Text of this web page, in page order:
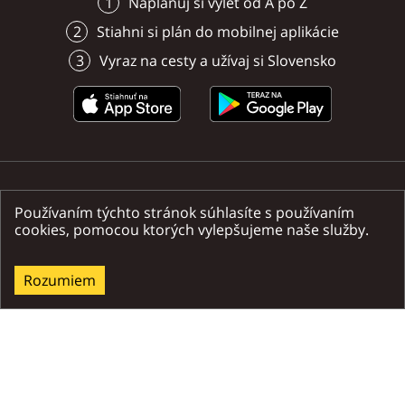
Stiahni si plán do mobilnej aplikácie
Vyraz na cesty a užívaj si Slovensko
Registruj svoj bod záujmu
Podmienky
Používaním týchto stránok súhlasíte s používaním
cookies, pomocou ktorých vylepšujeme naše služby.
Rozumiem